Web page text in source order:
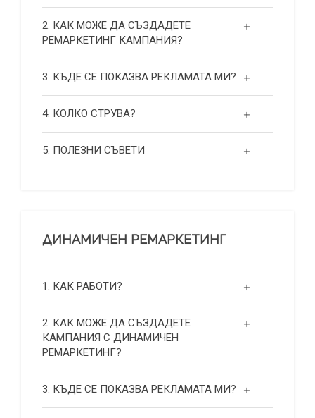
2. КАК МОЖЕ ДА СЪЗДАДЕТЕ
РЕМАРКЕТИНГ КАМПАНИЯ?
3. КЪДЕ СЕ ПОКАЗВА РЕКЛАМАТА МИ?
4. КОЛКО СТРУВА?
5. ПОЛЕЗНИ СЪВЕТИ
ДИНАМИЧЕН РЕМАРКЕТИНГ
1. КАК РАБОТИ?
2. КАК МОЖЕ ДА СЪЗДАДЕТЕ
КАМПАНИЯ С ДИНАМИЧЕН
РЕМАРКЕТИНГ?
3. КЪДЕ СЕ ПОКАЗВА РЕКЛАМАТА МИ?